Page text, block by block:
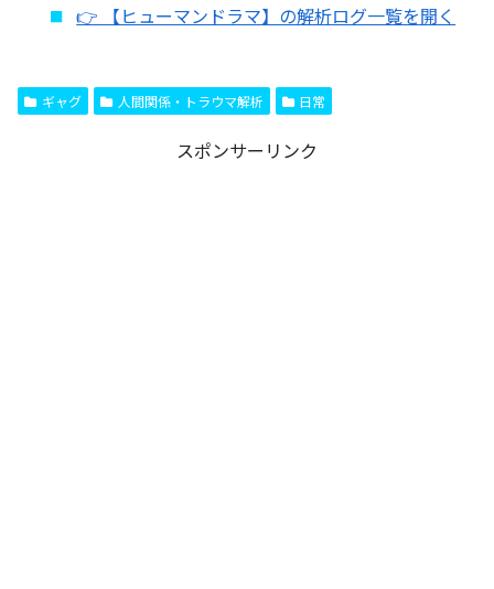
👉 【ヒューマンドラマ】の解析ログ一覧を開く
ギャグ 人間関係・トラウマ解析 日常
スポンサーリンク